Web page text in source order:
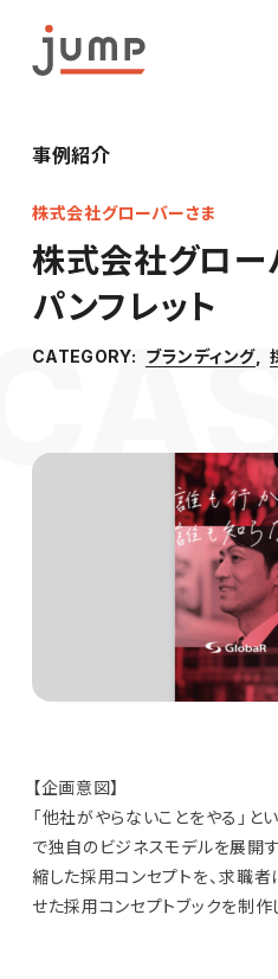
事例紹介
株式会社グローバーさま
株式会社グロー
パンフレット
ブランディング
【企画意図】
「他社がやらないことをやる」と
で独自のビジネスモデルを展開
縮した採用コンセプトを、求職
せた採用コンセプトブックを制作